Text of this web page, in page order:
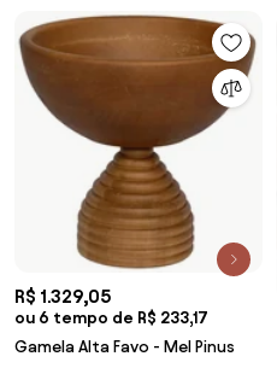
R$ 1.329,05
ou 6 tempo de R$ 233,17
Gamela Alta Favo - Mel Pinus